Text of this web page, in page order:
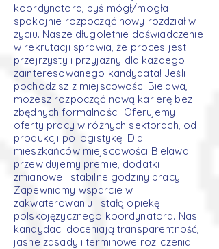
koordynatora, byś mógł/mogła
spokojnie rozpocząć nowy rozdział w
życiu. Nasze długoletnie doświadczenie
w rekrutacji sprawia, że proces jest
przejrzysty i przyjazny dla każdego
zainteresowanego kandydata! Jeśli
pochodzisz z miejscowości Bielawa,
możesz rozpocząć nową karierę bez
zbędnych formalności. Oferujemy
oferty pracy w różnych sektorach, od
produkcji po logistykę. Dla
mieszkańców miejscowości Bielawa
przewidujemy premie, dodatki
zmianowe i stabilne godziny pracy.
Zapewniamy wsparcie w
zakwaterowaniu i stałą opiekę
polskojęzycznego koordynatora. Nasi
kandydaci doceniają transparentność,
jasne zasady i terminowe rozliczenia.